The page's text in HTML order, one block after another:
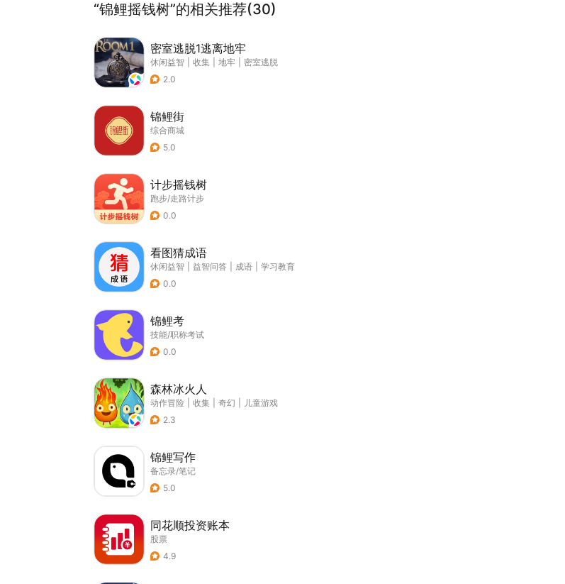
“锦鲤摇钱树”的相关推荐(30)
密室逃脱1逃离地牢
休闲益智 收集 地牢
密室逃脱
2.0
锦鲤街
综合商城
5.0
计步摇钱树
跑步/走路计步
0.0
看图猜成语
休闲益智 益智问答 成语
学习教育
0.0
锦鲤考
技能/职称考试
0.0
森林冰火人
动作冒险 收集 奇幻
儿童游戏
2.3
锦鲤写作
备忘录/笔记
5.0
同花顺投资账本
股票
4.9